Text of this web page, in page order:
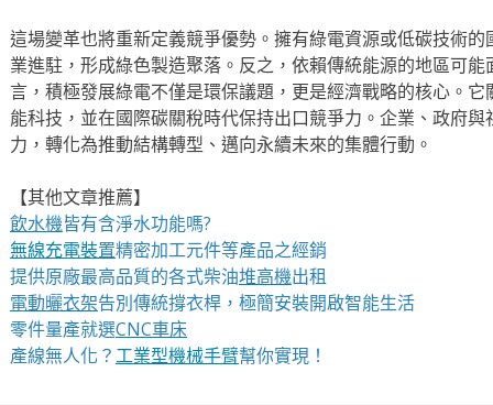
這場變革也將重新定義競爭優勢。擁有綠電資源或低碳技術
業進駐，形成綠色製造聚落。反之，依賴傳統能源的地區可
言，積極發展綠電不僅是環保議題，更是經濟戰略的核心。
能科技，並在國際碳關稅時代保持出口競爭力。企業、政府
力，轉化為推動結構轉型、邁向永續未來的集體行動。
【其他文章推薦】
飲水機皆有含淨水功能嗎?
無線充電裝置精密加工元件等產品之經銷
提供原廠最高品質的各式柴油堆高機出租
電動曬衣架告別傳統撐衣桿，極簡安裝開啟智能生活
零件量產就選CNC車床
產線無人化？工業型機械手臂幫你實現！